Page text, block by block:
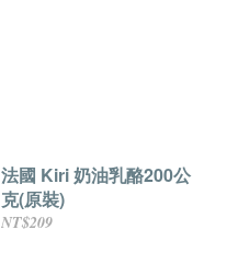
法國 Kiri 奶油乳酪200公
克(原裝)
NT$209